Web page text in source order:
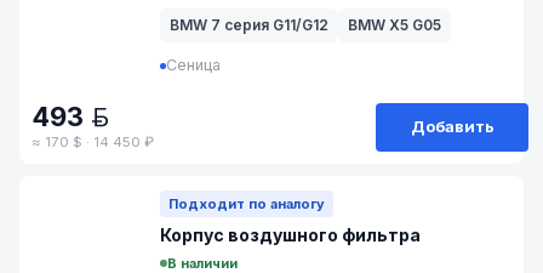
BMW 7 серия G11/G12 BMW X5 G05
Сеница
493
≈ 170 $ · 14 450 ₽
Добавить
Подходит по аналогу
Корпус воздушногo фильтра
В наличии